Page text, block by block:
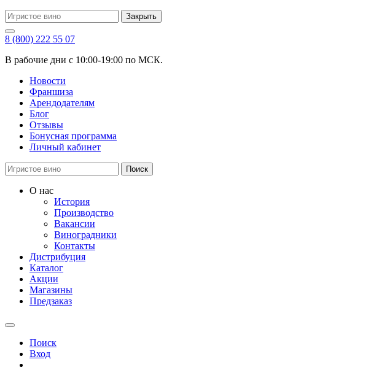
Закрыть
8 (800) 222 55 07
В рабочие дни с 10:00-19:00 по МСК.
Новости
Франшиза
Арендодателям
Блог
Отзывы
Бонусная программа
Личный кабинет
Поиск
О нас
История
Производство
Вакансии
Виноградники
Контакты
Дистрибуция
Каталог
Акции
Магазины
Предзаказ
Поиск
Вход